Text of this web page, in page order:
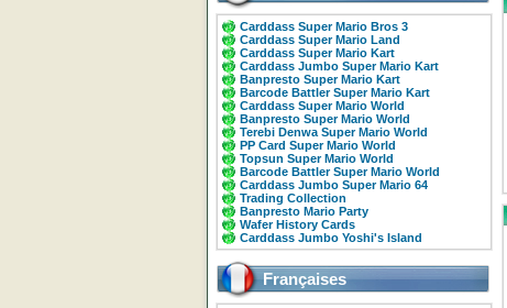
Carddass Super Mario Bros 3
Carddass Super Mario Land
Carddass Super Mario Kart
Carddass Jumbo Super Mario Kart
Banpresto Super Mario Kart
Barcode Battler Super Mario Kart
Carddass Super Mario World
Banpresto Super Mario World
Terebi Denwa Super Mario World
PP Card Super Mario World
Topsun Super Mario World
Barcode Battler Super Mario World
Carddass Jumbo Super Mario 64
Trading Collection
Banpresto Mario Party
Wafer History Cards
Carddass Jumbo Yoshi's Island
Françaises